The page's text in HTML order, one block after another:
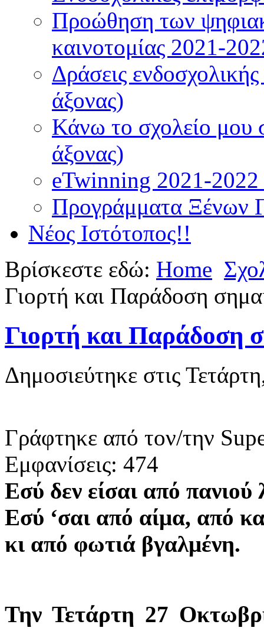
Προώθηση των
καινοτομίας 2021-
Δράσεις
άξονας)
Κάνω το σχολείο μου
άξονας)
eTwinning 2021-
Προγράμματα Ξένων
Νέος Ιστότοπος!!
Βρίσκεστε εδώ: Home
Γιορτή και Παράδοση
Γιορτή και Παράδοση
Δημοσιεύτηκε στις
Γράφτηκε από τον/την
Εμφανίσεις: 474
Εσύ δεν είσαι από
Εσύ ‘σαι από αίμα, από
κι από φωτιά βγαλμένη.
Την Τετάρτη 27